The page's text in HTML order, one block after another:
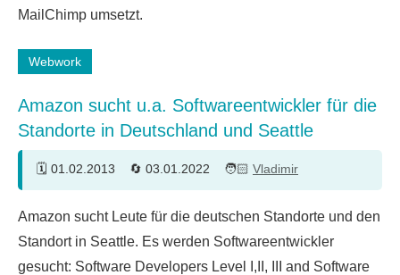
MailChimp umsetzt.
Webwork
Amazon sucht u.a. Softwareentwickler für die
Standorte in Deutschland und Seattle
01.02.2013 03.01.2022 Vladimir
Amazon sucht Leute für die deutschen Standorte und den
Standort in Seattle. Es werden Softwareentwickler
gesucht: Software Developers Level I,II, III and Software